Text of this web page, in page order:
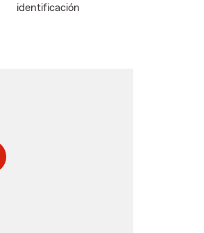
identificación